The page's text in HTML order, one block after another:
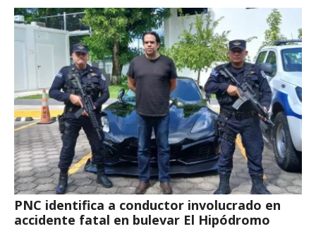
PNC identifica a conductor involucrado en
accidente fatal en bulevar El Hipódromo